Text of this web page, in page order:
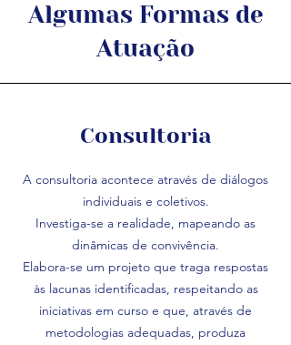
Algumas Formas de
Atuação
Consultoria
A consultoria acontece através de diálogos
individuais e coletivos.
Investiga-se a realidade, mapeando as
dinâmicas de convivência.
Elabora-se um projeto que traga respostas
às lacunas identificadas, respeitando as
iniciativas em curso e que, através de
metodologias adequadas, produza